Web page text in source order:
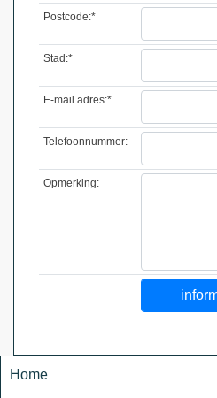
Postcode:*
Stad:*
E-mail adres:*
Telefoonnummer:
Opmerking:
Home